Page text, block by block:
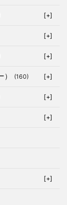
[+]
[+]
[+]
(160) [+]
[+]
[+]
[+]